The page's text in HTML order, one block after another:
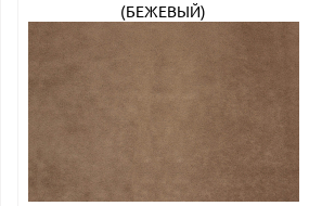
(БЕЖЕВЫЙ)